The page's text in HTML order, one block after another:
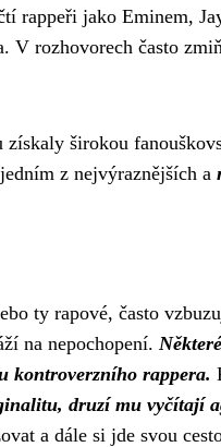
rappeři jako Eminem,
V rozhovorech často
širokou
z nejvýraznějších a
ty rapové, často
na nepochopení.
kontroverzního rappera.
druzí mu vyčítají
a dále si jde svou